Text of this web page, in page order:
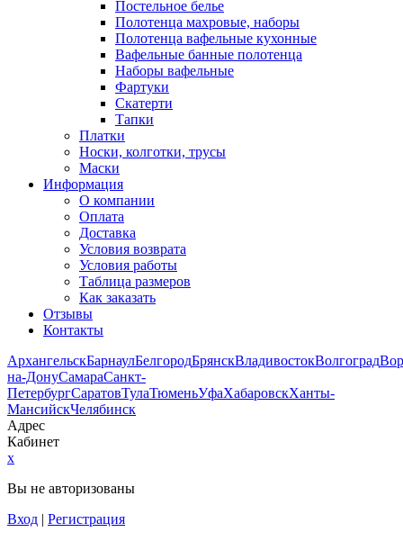
Постельное белье
Полотенца махровые, наборы
Полотенца вафельные кухонные
Вафельные банные полотенца
Наборы вафельные
Фартуки
Скатерти
Тапки
Платки
Носки, колготки, трусы
Маски
Информация
О компании
Оплата
Доставка
Условия возврата
Условия работы
Таблица размеров
Как заказать
Отзывы
Контакты
АрхангельскБарнаулБелгородБрянскВладивостокВолгоград
на-ДонуСамараСанкт-
ПетербургСаратовТулаТюменьУфаХабаровскХанты-
МансийскЧелябинск
Адрес
Кабинет
x
Вы не авторизованы
Вход | Регистрация